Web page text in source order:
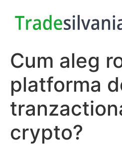
Cum aleg
platforma
crypto?